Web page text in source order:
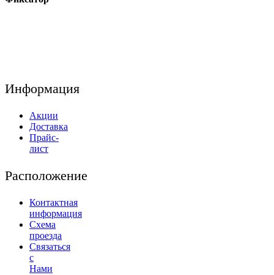
Информация
Акции
Доставка
Прайс-
лист
Расположение
Контактная
информация
Схема
проезда
Связаться
с
Нами